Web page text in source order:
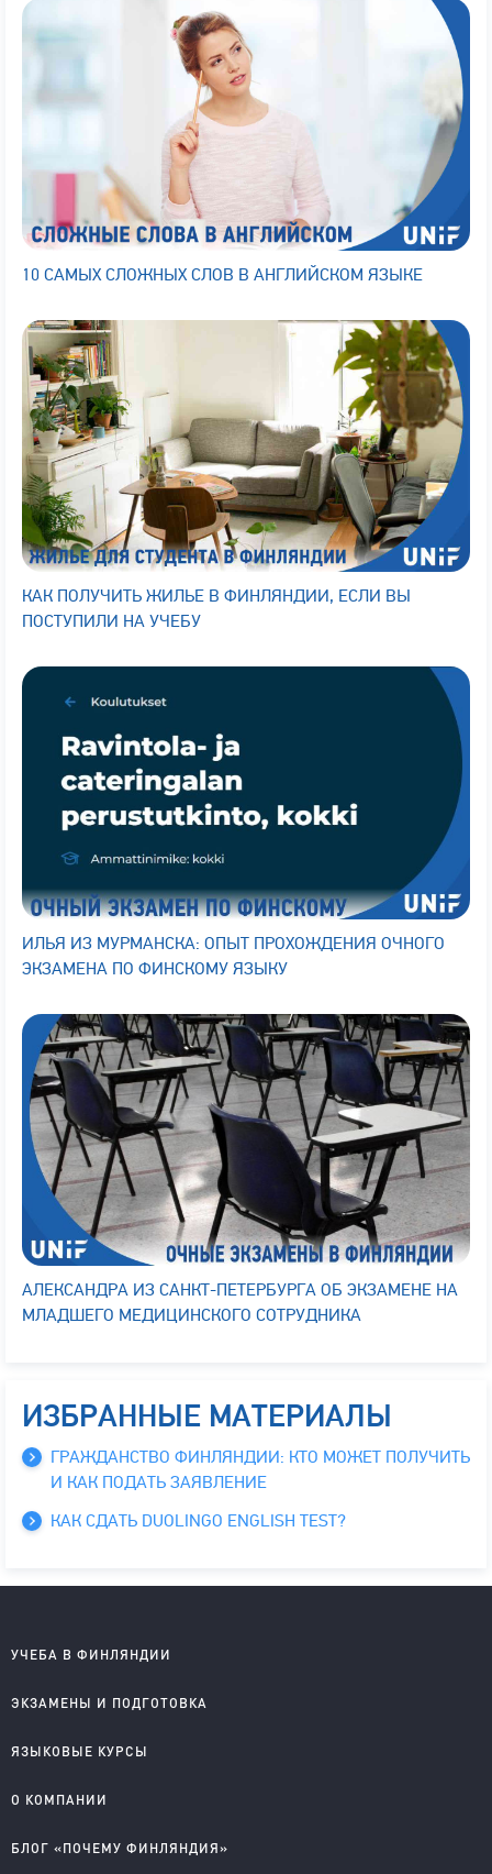
10 САМЫХ СЛОЖНЫХ СЛОВ В АНГЛИЙСКОМ ЯЗЫКЕ
КАК ПОЛУЧИТЬ ЖИЛЬЕ В ФИНЛЯНДИИ, ЕСЛИ ВЫ
ПОСТУПИЛИ НА УЧЕБУ
ИЛЬЯ ИЗ МУРМАНСКА: ОПЫТ ПРОХОЖДЕНИЯ ОЧНОГО
ЭКЗАМЕНА ПО ФИНСКОМУ ЯЗЫКУ
АЛЕКСАНДРА ИЗ САНКТ-ПЕТЕРБУРГА ОБ ЭКЗАМЕНЕ НА
МЛАДШЕГО МЕДИЦИНСКОГО СОТРУДНИКА
ИЗБРАННЫЕ МАТЕРИАЛЫ
ГРАЖДАНСТВО ФИНЛЯНДИИ: КТО МОЖЕТ ПОЛУЧИТЬ
И КАК ПОДАТЬ ЗАЯВЛЕНИЕ
КАК СДАТЬ DUOLINGO ENGLISH TEST?
УЧЕБА В ФИНЛЯНДИИ
Колледжи на английском
Колледжи на финском
ЭКЗАМЕНЫ И ПОДГОТОВКА
ЯЗЫКОВЫЕ КУРСЫ
Английский для взрослых
О КОМПАНИИ
БЛОГ «ПОЧЕМУ ФИНЛЯНДИЯ»